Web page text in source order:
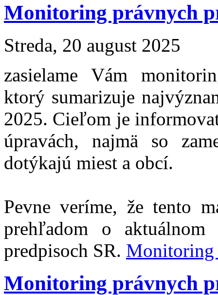
Monitoring právnych
Streda, 20 august 2025
zasielame Vám
ktorý sumarizuje
2025. Cieľom je
úpravách, najmä so
dotýkajú miest a obcí.
Pevne veríme, že tento
prehľadom o
predpisoch SR.
Monitoring právnych